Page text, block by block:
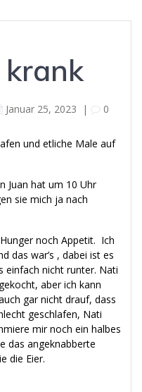
Januar 25, 2023 | 0
und etliche Male auf
Juan hat um 10 Uhr
sie mich ja nach
noch Appetit. Ich
das war’s , dabei ist es
einfach nicht runter. Nati
aber ich kann
gar nicht drauf, dass
geschlafen, Nati
mir noch ein halbes
das angeknabberte
die Eier.